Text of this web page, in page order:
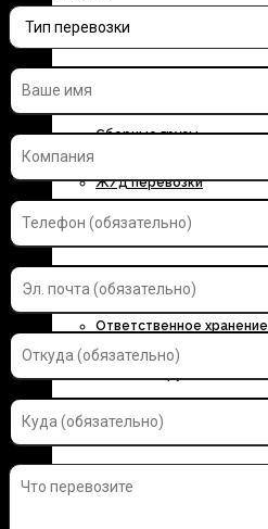
О КОМПАНИИ
УСЛУГИ
Сборные грузы
Ж/д перевозки
Контейнерные перевозки
Автоэкспедирование
Ответственное хранение
Страхование грузов
ДОКУМЕНТЫ